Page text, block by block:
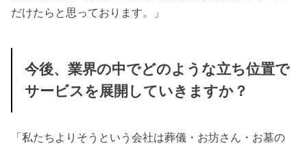
だけたらと思っております。」
今後、業界の中でどのような立ち位置で
サービスを展開していきますか？
「私たちよりそうという会社は葬儀・お坊さん・お墓の